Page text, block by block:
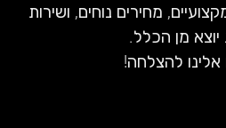
מחירים נוחים, ושירות
יוצא מן הכלל.
להצלחה!